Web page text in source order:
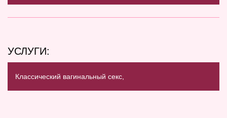
УСЛУГИ:
Классический вагинальный секс,